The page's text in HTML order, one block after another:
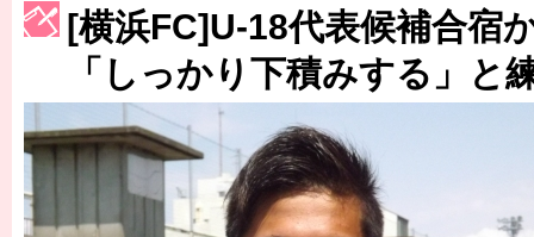
［3214号］WEST制覇
［3215号］WEEKLY EG SELECTION
［3216号］行く末占うラストワン
［3217号］最高の景色へ出国
［3218号］WEEKLY EG SELECTION
[横浜FC]U-18代表候補合宿
「しっかり下積みする」と